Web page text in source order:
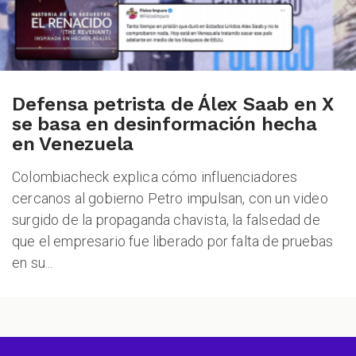
Defensa petrista de Álex Saab en X
se basa en desinformación hecha
en Venezuela
Colombiacheck explica cómo influenciadores
cercanos al gobierno Petro impulsan, con un video
surgido de la propaganda chavista, la falsedad de
que el empresario fue liberado por falta de pruebas
en su...